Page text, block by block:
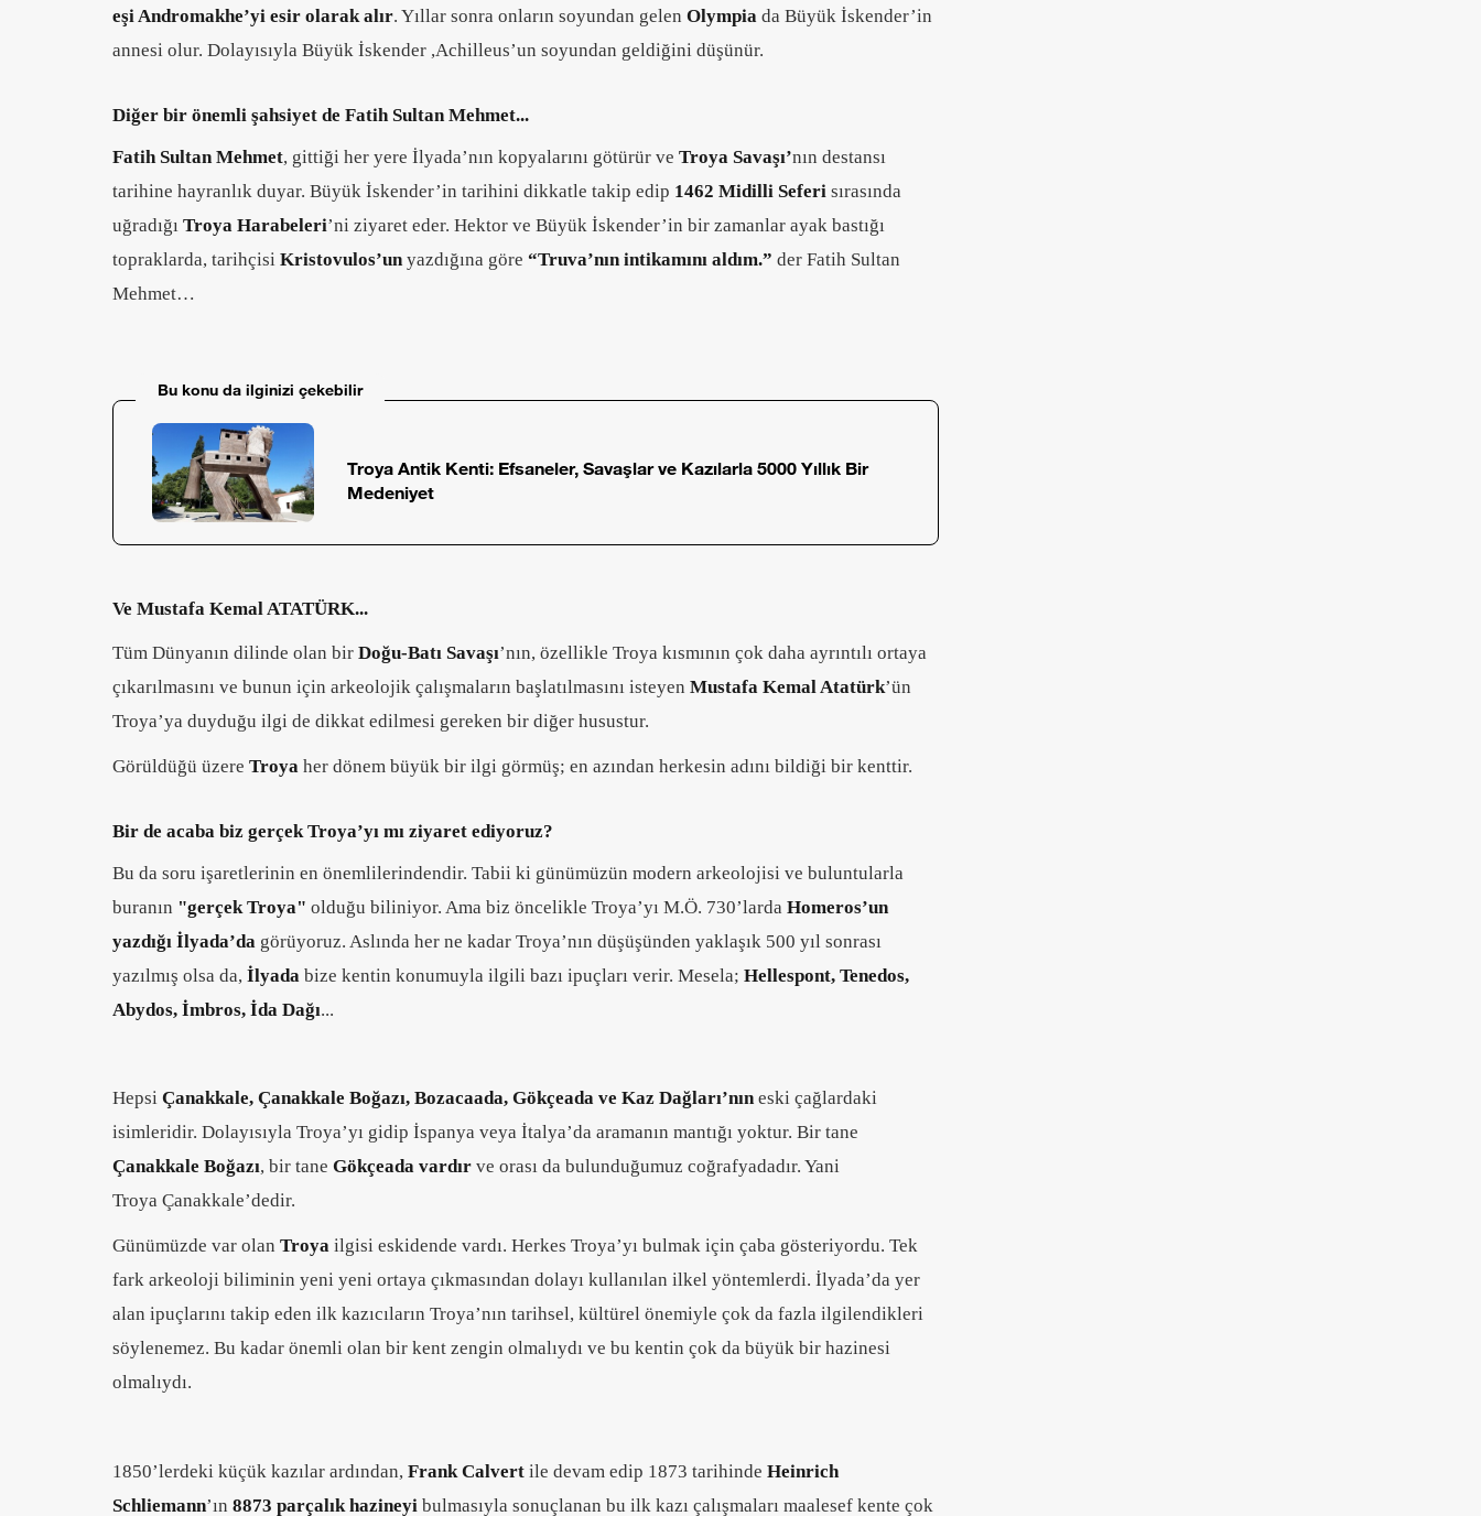
eşi Andromakhe’yi esir olarak alır. Yıllar sonra onların soyundan gelen Olympia da Büyük İskender’in
annesi olur. Dolayısıyla Büyük İskender ,Achilleus’un soyundan geldiğini düşünür.
Diğer bir önemli şahsiyet de Fatih Sultan Mehmet...
Fatih Sultan Mehmet, gittiği her yere İlyada’nın kopyalarını götürür ve Troya Savaşı’nın destansı
tarihine hayranlık duyar. Büyük İskender’in tarihini dikkatle takip edip 1462 Midilli Seferi sırasında
uğradığı Troya Harabeleri’ni ziyaret eder. Hektor ve Büyük İskender’in bir zamanlar ayak bastığı
topraklarda, tarihçisi Kristovulos’unyazdığına göre “Truva’nın intikamını aldım.” der Fatih Sultan
Mehmet…
Bu konu da ilginizi çekebilir
Troya Antik Kenti: Efsaneler, Savaşlar ve Kazılarla 5000 Yıllık Bir
Medeniyet
Ve Mustafa Kemal ATATÜRK...
Tüm Dünyanın dilinde olan bir Doğu-Batı Savaşı’nın, özellikle Troya kısmının çok daha ayrıntılı ortaya
çıkarılmasını ve bunun için arkeolojik çalışmaların başlatılmasını isteyen Mustafa Kemal Atatürk’ün
Troya’ya duyduğu ilgi de dikkat edilmesi gereken bir diğer husustur.
Görüldüğü üzere Troya her dönem büyük bir ilgi görmüş; en azından herkesin adını bildiği bir kenttir.
Bir de acaba biz gerçek Troya’yı mı ziyaret ediyoruz?
Bu da soru işaretlerinin en önemlilerindendir. Tabii ki günümüzün modern arkeolojisi ve buluntularla
buranın "gerçek Troya" olduğu biliniyor. Ama biz öncelikle Troya’yı M.Ö. 730’larda Homeros’un
yazdığı İlyada’da görüyoruz. Aslında her ne kadar Troya’nın düşüşünden yaklaşık 500 yıl sonrası
yazılmış olsa da, İlyada bize kentin konumuyla ilgili bazı ipuçları verir. Mesela; Hellespont, Tenedos,
Abydos, İmbros, İda Dağı...
Hepsi Çanakkale, Çanakkale Boğazı, Bozacaada, Gökçeada ve Kaz Dağları’nıneski çağlardaki
isimleridir. Dolayısıyla Troya’yı gidip İspanya veya İtalya’da aramanın mantığı yoktur. Bir tane
Çanakkale Boğazı, bir tane Gökçeada vardır ve orası da bulunduğumuz coğrafyadadır. Yani
Troya Çanakkale’dedir.
Günümüzde var olan Troya ilgisi eskidende vardı. Herkes Troya’yı bulmak için çaba gösteriyordu. Tek
fark arkeoloji biliminin yeni yeni ortaya çıkmasından dolayı kullanılan ilkel yöntemlerdi. İlyada’da yer
alan ipuçlarını takip eden ilk kazıcıların Troya’nın tarihsel, kültürel önemiyle çok da fazla ilgilendikleri
söylenemez. Bu kadar önemli olan bir kent zengin olmalıydı ve bu kentin çok da büyük bir hazinesi
olmalıydı.
1850’lerdeki küçük kazılar ardından, Frank Calvert ile devam edip 1873 tarihinde Heinrich
Schliemann’ın 8873 parçalık hazineyi bulmasıyla sonuçlanan bu ilk kazı çalışmaları maalesef kente çok